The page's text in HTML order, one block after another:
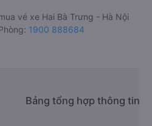
vé xe Hai Bà Trưng - Hà Nội
1900 888684
Bảng tổng hợp thông tin